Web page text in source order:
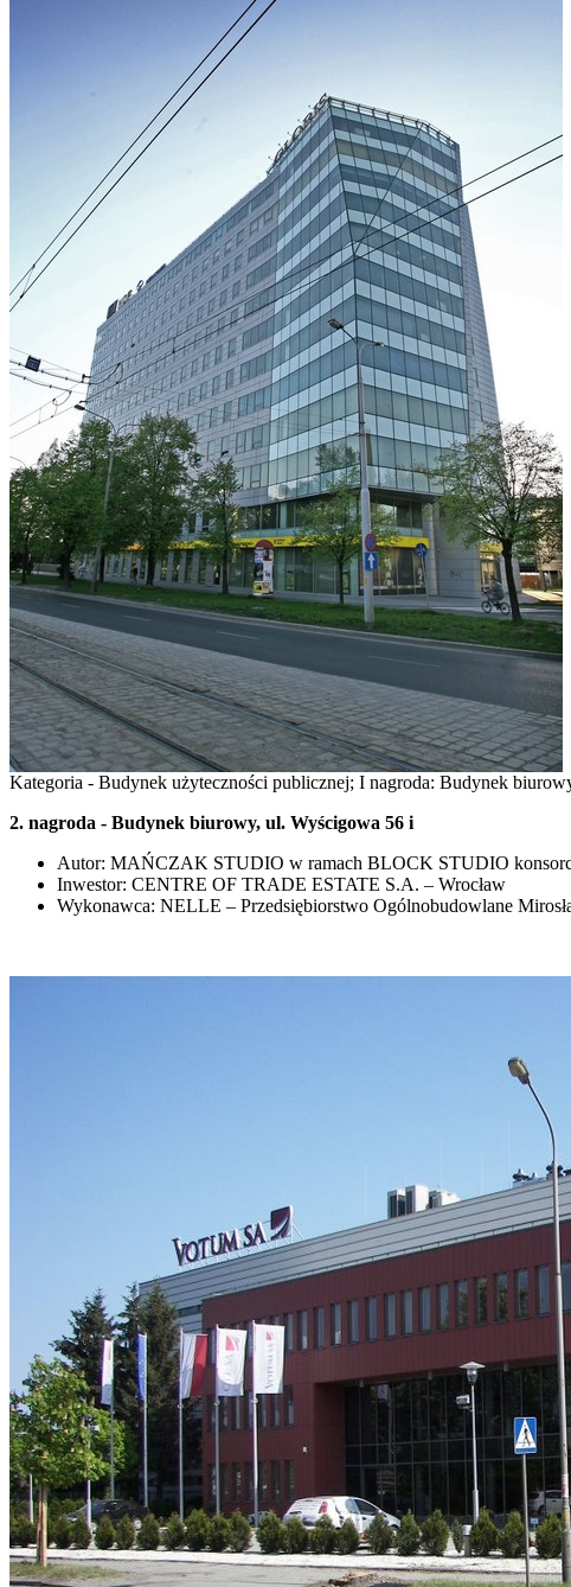
Kategoria - Budynek użyteczności publicznej; I nagroda: Budynek
2. nagroda - Budynek biurowy, ul. Wyścigowa 56 i
Autor: MAŃCZAK STUDIO w ramach BLOCK STUDIO
Inwestor: CENTRE OF TRADE ESTATE S.A. – Wrocław
Wykonawca: NELLE – Przedsiębiorstwo Ogólnobudowlane